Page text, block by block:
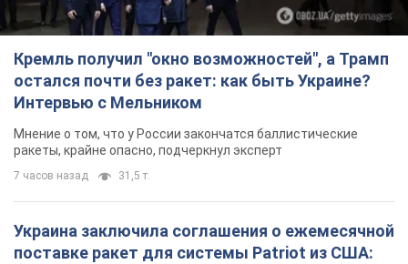
Кремль получил "окно возможностей", а Трамп
остался почти без ракет: как быть Украине?
Интервью с Мельником
Мнение о том, что у России закончатся баллистические
ракеты, крайне опасно, подчеркнул эксперт
7 часов назад 31,5 т.
Украина заключила соглашения о ежемесячной
поставке ракет для системы Patriot из США: